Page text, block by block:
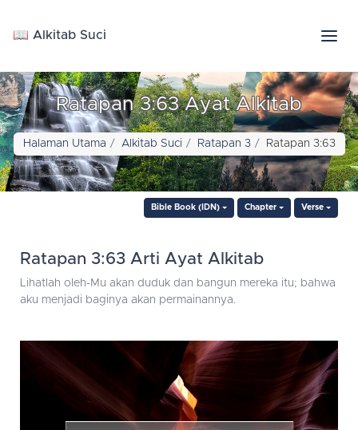
📖 Alkitab Suci
Ratapan 3:63 Ayat Alkitab
Halaman Utama Alkitab Suci Ratapan 3 Ratapan 3:63
Bible Book (IDN) Chapter Verse
Ratapan 3:63 Arti Ayat Alkitab
Lihatlah oleh-Mu akan duduk dan bangun mereka itu; bahwa
aku menjadi baginya akan permainannya.